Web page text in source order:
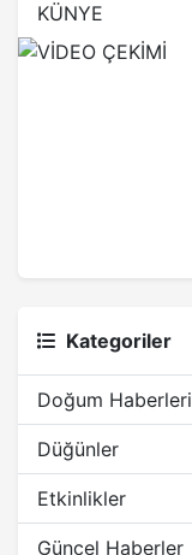
KÜNYE
Kategoriler
Doğum Haberleri
Düğünler
Etkinlikler
Güncel Haberler